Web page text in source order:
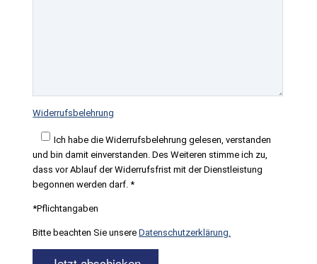
Widerrufsbelehrung
Ich habe die Widerrufsbelehrung gelesen, verstanden
und bin damit einverstanden. Des Weiteren stimme ich zu,
dass vor Ablauf der Widerrufsfrist mit der Dienstleistung
begonnen werden darf. *
*Pflichtangaben
Bitte beachten Sie unsereDatenschutzerklärung.